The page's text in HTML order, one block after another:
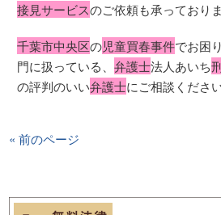
接見サービスのご依頼も承っておりま
千葉市中央区の児童買春事件でお困
門に扱っている、弁護士法人あいち
の評判のいい弁護士にご相談ください
« 前のページ